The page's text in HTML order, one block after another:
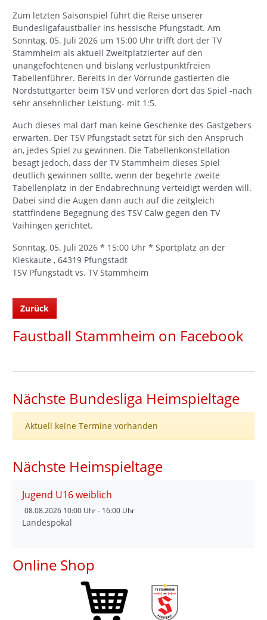
Zum letzten Saisonspiel führt die Reise unserer
Bundesligafaustballer ins hessische Pfungstadt. Am
Sonntag, 05. Juli 2026 um 15:00 Uhr trifft dort der TV
Stammheim als aktuell Zweitplatzierter auf den
unangefochtenen und bislang verlustpunktfreien
Tabellenführer. Bereits in der Vorrunde gastierten die
Nordstuttgarter beim TSV und verloren dort das Spiel -nach
sehr ansehnlicher Leistung- mit 1:5.
Auch dieses mal darf man keine Geschenke des Gastgebers
erwarten. Der TSV Pfungstadt setzt für sich den Anspruch
an, jedes Spiel zu gewinnen. Die Tabellenkonstellation
besagt jedoch, dass der TV Stammheim dieses Spiel
deutlich gewinnen sollte, wenn der begehrte zweite
Tabellenplatz in der Endabrechnung verteidigt werden will.
Dabei sind die Augen dann auch auf die zeitgleich
stattfindene Begegnung des TSV Calw gegen den TV
Vaihingen gerichtet.
Sonntag, 05. Juli 2026 * 15:00 Uhr * Sportplatz an der
Kieskaute , 64319 Pfungstadt
TSV Pfungstadt vs. TV Stammheim
Zurück
Faustball Stammheim on Facebook
Nächste Bundesliga Heimspieltage
Aktuell keine Termine vorhanden
Nächste Heimspieltage
Jugend U16 weiblich
08.08.2026 10:00 Uhr - 16:00 Uhr
Landespokal
Online Shop